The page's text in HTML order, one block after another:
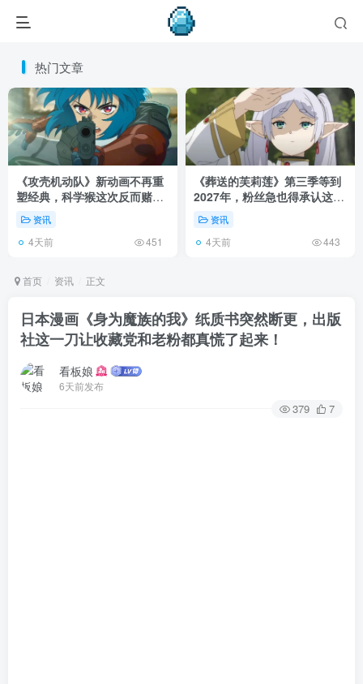
热门文章
《攻壳机动队》新动画不再重
塑经典，科学猴这次反而赌对
了！资讯
4天前 451
《葬送的芙莉莲》第三季等到
2027年，粉丝急也得承认这次
慢得有道理！
资讯
4天前 443
首页 资讯 正文
日本漫画《身为魔族的我》纸质书突然断更，出版
社这一刀让收藏党和老粉都真慌了起来！
看板娘
6天前发布
379 7